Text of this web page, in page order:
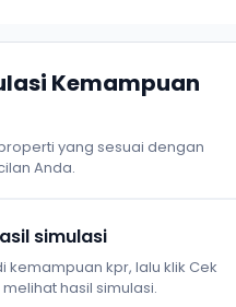
Kemampuan
yang sesuai dengan
Anda.
simulasi
kemampuan kpr, lalu klik Cek
hasil simulasi.